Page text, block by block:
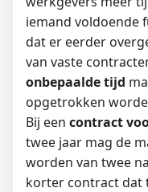
iemand voldoende
dat er eerder
van vaste
onbepaalde tijd
opgetrokken
Bij een contract
twee jaar mag de
worden van twee
korter contract dat